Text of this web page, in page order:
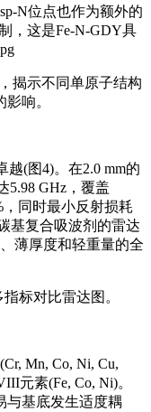
位点也作为额外的
，这是Fe‑N‑GDY具
揭示不同单原子结构
响。
越(图4)。在2.0 mm的
5.98 GHz，覆盖
，同时最小反射损耗
基复合吸波剂的雷达
薄厚度和轻重量的全
标对比雷达图。
Mn, Co, Ni, Cu,
元素(Fe, Co, Ni)。
与基底发生适度耦